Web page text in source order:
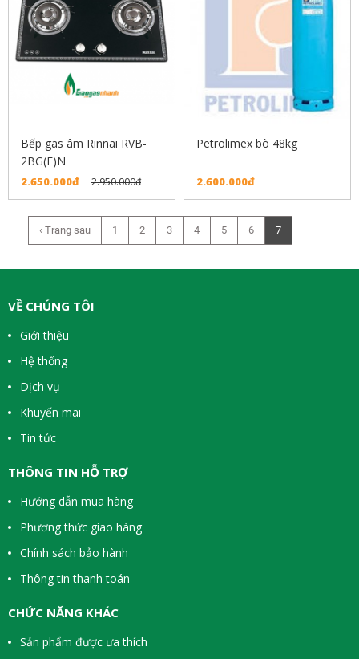
Bếp gas âm Rinnai RVB-
2BG(F)N
2.650.000đ 2.950.000đ
Petrolimex bò 48kg
2.600.000đ
‹ Trang sau 1 2 3 4 5 6 7
VỀ CHÚNG TÔI
Giới thiệu
Hệ thống
Dịch vụ
Khuyến mãi
Tin tức
THÔNG TIN HỖ TRỢ
Hướng dẫn mua hàng
Phương thức giao hàng
Chính sách bảo hành
Thông tin thanh toán
CHỨC NĂNG KHÁC
Sản phẩm được ưa thích